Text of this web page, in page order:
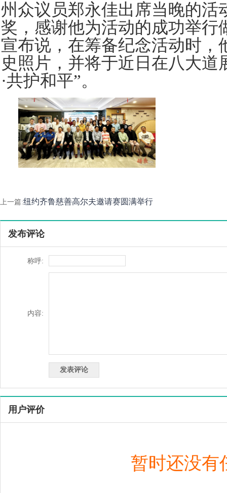
州众议员郑永佳出席当晚的活
奖，感谢他为活动的成功举行
宣布说，在筹备纪念活动时，
史照片，并将于近日在八大道
·共护和平”。
上一篇:纽约齐鲁慈善高尔夫邀请赛圆满举行
发布评论
称呼:
内容:
用户评价
暂时还没有